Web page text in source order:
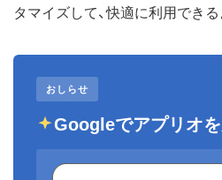
タマイズして、快適に利用できる
おしらせ
Googleでアプリオを